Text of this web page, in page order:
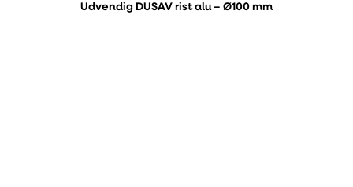
Udvendig DUSAV rist alu – Ø100 mm